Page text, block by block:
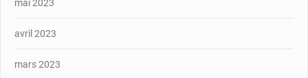
mai 2023
avril 2023
mars 2023